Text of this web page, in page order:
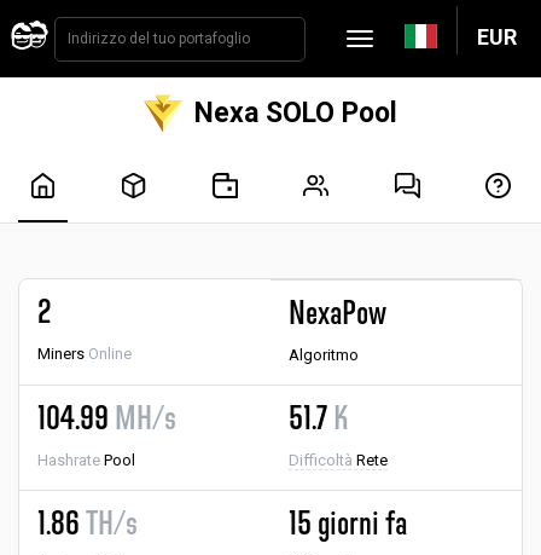
EUR
Nexa SOLO Pool
2
Miners Online
NexaPow
Algoritmo
104.99 MH/s
Hashrate Pool
51.7 K
Difficoltà Rete
1.86 TH/s 15 giorni fa